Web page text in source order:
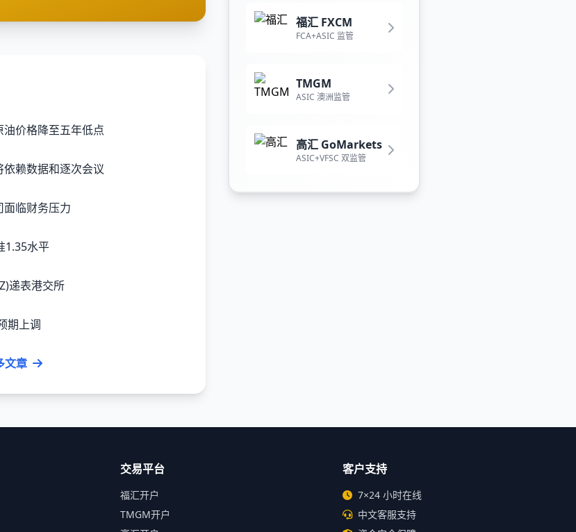
价格降至五年低点
赖数据和逐次会议
临财务压力
1.35水平
递表港交所
期上调
文章
福汇 FXCM
FCA+ASIC 监管
TMGM
ASIC 澳洲监管
高汇 GoMarkets
ASIC+VFSC 双监管
交易平台
福汇开户
TMGM开户
客户支持
7×24 小时在线
中文客服支持